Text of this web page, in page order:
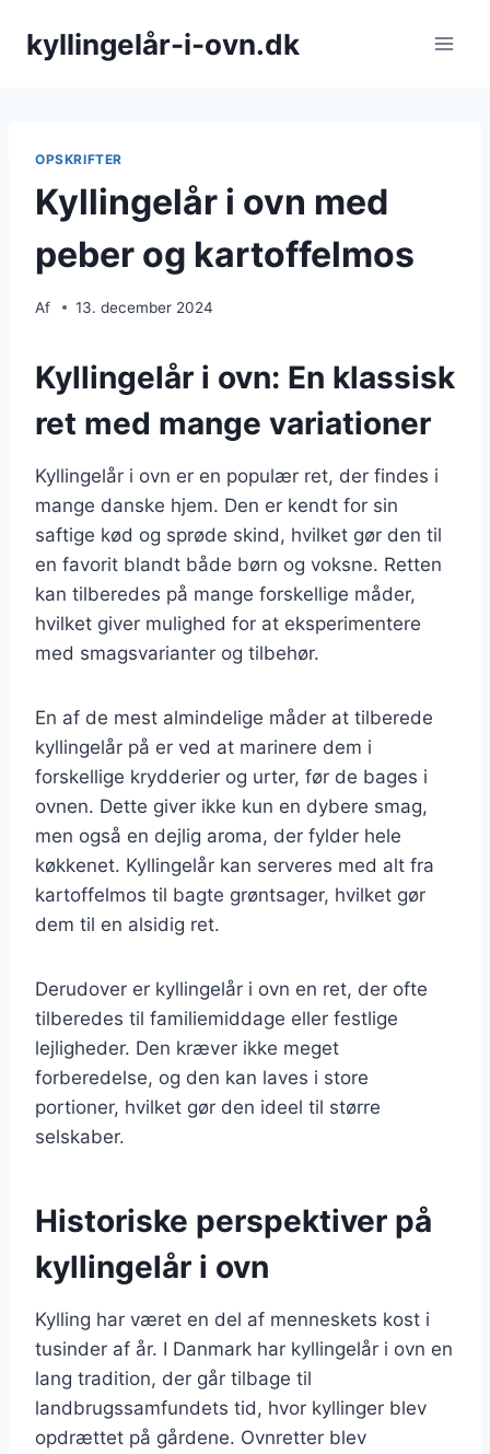
kyllingelår-i-ovn.dk
OPSKRIFTER
Kyllingelår i ovn med
peber og kartoffelmos
Af 13. december 2024
Kyllingelår i ovn: En klassisk
ret med mange variationer
Kyllingelår i ovn er en populær ret, der findes i
mange danske hjem. Den er kendt for sin
saftige kød og sprøde skind, hvilket gør den til
en favorit blandt både børn og voksne. Retten
kan tilberedes på mange forskellige måder,
hvilket giver mulighed for at eksperimentere
med smagsvarianter og tilbehør.
En af de mest almindelige måder at tilberede
kyllingelår på er ved at marinere dem i
forskellige krydderier og urter, før de bages i
ovnen. Dette giver ikke kun en dybere smag,
men også en dejlig aroma, der fylder hele
køkkenet. Kyllingelår kan serveres med alt fra
kartoffelmos til bagte grøntsager, hvilket gør
dem til en alsidig ret.
Derudover er kyllingelår i ovn en ret, der ofte
tilberedes til familiemiddage eller festlige
lejligheder. Den kræver ikke meget
forberedelse, og den kan laves i store
portioner, hvilket gør den ideel til større
selskaber.
Historiske perspektiver på
kyllingelår i ovn
Kylling har været en del af menneskets kost i
tusinder af år. I Danmark har kyllingelår i ovn en
lang tradition, der går tilbage til
landbrugssamfundets tid, hvor kyllinger blev
opdrættet på gårdene. Ovnretter blev